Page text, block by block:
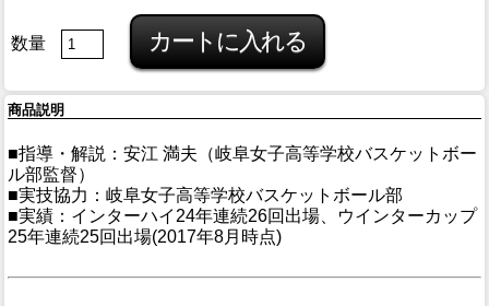
数量
商品説明
■指導・解説：安江 満夫（岐阜女子高等学校バスケットボー
ル部監督）
■実技協力：岐阜女子高等学校バスケットボール部
■実績：インターハイ24年連続26回出場、ウインターカップ
25年連続25回出場(2017年8月時点)